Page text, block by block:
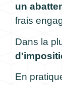
un
frais
Dans la
En